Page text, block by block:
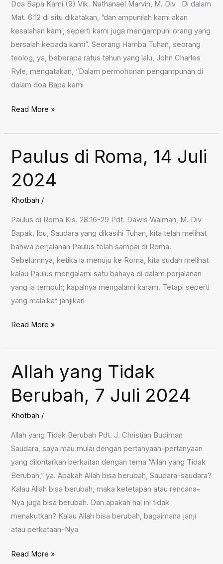
Doa Bapa Kami (9) Vik. Nathanael Marvin, M. Div Di dalam
Mat. 6:12 di situ dikatakan, “dan ampunilah kami akan
kesalahan kami, seperti kami juga mengampuni orang yang
bersalah kepada kami”. Seorang Hamba Tuhan, seorang
teolog, ya, beberapa ratus tahun yang lalu, John Charles
Ryle, mengatakan, “Dalam permohonan pengampunan di
dalam doa Bapa kami
Doa
Kami
(9),
21
Juli
Read More »
Paulus di Roma, 14 Juli
2024
Khotbah /
Paulus di Roma Kis. 28:16-29 Pdt. Dawis Waiman, M. Div
Bapak, Ibu, Saudara yang dikasihi Tuhan, kita telah melihat
bahwa perjalanan Paulus telah sampai di Roma.
Sebelumnya, ketika ia menuju ke Roma, kita sudah melihat
kalau Paulus mengalami satu bahaya di dalam perjalanan
yang ia tempuh; kapalnya mengalami karam. Tetapi seperti
yang malaikat janjikan
Paulus
Roma,
14
Juli
2024
Read More »
Allah yang Tidak
Berubah, 7 Juli 2024
Khotbah /
Allah yang Tidak Berubah Pdt. J. Christian Budiman
Saudara, saya mau mulai dengan pertanyaan-pertanyaan
yang dilontarkan berkaitan dengan tema “Allah yang Tidak
Berubah,” ya. Apakah Allah bisa berubah, Saudara-saudara?
Kalau Allah bisa berubah, maka ketetapan atau rencana-
Nya juga bisa berubah. Dan apakah hal ini tidak
menakutkan? Kalau Allah bisa berubah, bagaimana janji
atau perkataan-Nya
Allah
Read More »